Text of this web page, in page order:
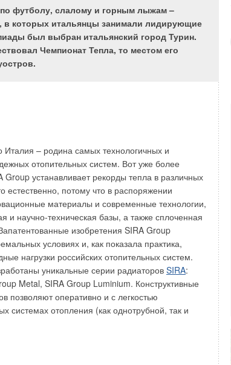
футболу, слалому и горным лыжам –
в которых итальянцы занимали лидирующие
был выбран итальянский город Турин.
Чемпионат Тепла, то местом его
Италия – родина самых технологичных и
отопительных систем. Вот уже более
Group устанавливает рекорды тепла в различных
естественно, потому что в распоряжении
материалы и современные технологии,
и научно-техническая базы, а также сплоченная
изобретения SIRA Group
условиях и, как показала практика,
нагрузки российских отопительных систем.
уникальные серии радиаторов SIRA:
Metal, SIRA Group Luminium. Конструктивные
позволяют оперативно и с легкостью
системах отопления (как однотрубной, так и
и отопительные котлы теперь работают
режима, на более экономически
для впитывания и накопления паров серной
дымохода в течении пяти-семи лет. В
подвержены коррозии и стальные дымоходы,
стыки и пазы. Нарушение целостности
пятен и трещин на стенах, попадания
сохранить свое жилье и здоровье, и был
FURANFLEX, обладающий свойствами,
дымоход в течение длительного времени.
вкладыш, имеющий цельнокроеную структуру
поверхность, благодаря чему исключается
на стенках дымохода.
также обладает повышенной
как минимум в 2,5 раза дольше, чем